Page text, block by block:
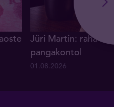
Jüri Martin: raha ei
pangakontol
01.08.2026